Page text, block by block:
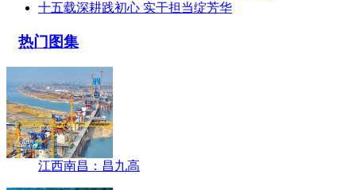
十五载深耕践初心 实干担当绽芳华
热门图集
江西南昌：昌九高